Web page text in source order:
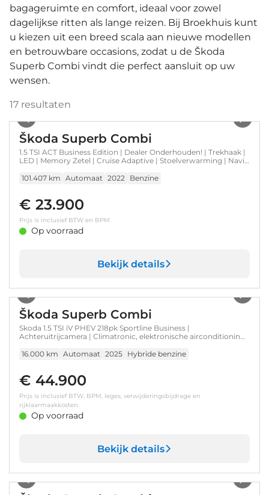
bagageruimte en comfort, ideaal voor zowel
dagelijkse ritten als lange reizen. Bij Broekhuis kunt
u kiezen uit een breed scala aan nieuwe modellen
en betrouwbare occasions, zodat u de Škoda
Superb Combi vindt die perfect aansluit op uw
wensen.
17 resultaten
Škoda Superb Combi
1.5 TSI ACT Business Edition | Dealer Onderhouden! | Trekhaak |
LED | Memory Zetel | Cruise Adaptive | Stoelverwarming | Navi |
101.407 km Automaat 2022 Benzine
€ 23.900
Prijs is inclusief BTW en BPM.
Op voorraad
Bekijk details
Škoda Superb Combi
Skoda 1.5 TSI iV PHEV 218pk Sportline Business |
Achteruitrijcamera | Climatronic, elektronische airconditioning
16.000 km Automaat 2025 Hybride benzine
€ 44.900
Prijs is inclusief BTW, BPM, leges, verwijderingsbijdrage en
rijklaarmaakkosten.
Op voorraad
Bekijk details